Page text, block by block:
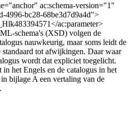
ac:schema-version="1"
4996-bc28-68be3d7d9a4d">
ac:parameter>
schema's (XSD) volgen de
nauwkeurig, maar soms leidt de
tot afwijkingen. Daar waar
wordt dat expliciet toegelicht.
het Engels en de catalogus in het
bijlage A een vertaling van de